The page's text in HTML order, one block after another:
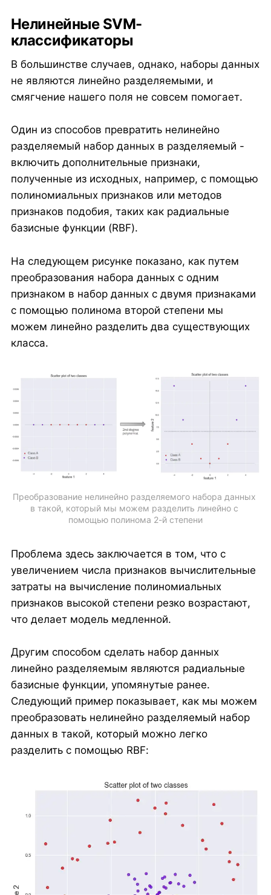
Нелинейные SVM-
классификаторы
В большинстве случаев, однако, наборы данных
не являются линейно разделяемыми, и
смягчение нашего поля не совсем помогает.
Один из способов превратить нелинейно
разделяемый набор данных в разделяемый -
включить дополнительные признаки,
полученные из исходных, например, с помощью
полиномиальных признаков или методов
признаков подобия, таких как радиальные
базисные функции (RBF).
На следующем рисунке показано, как путем
преобразования набора данных с одним
признаком в набор данных с двумя признаками
с помощью полинома второй степени мы
можем линейно разделить два существующих
класса.
Преобразование нелинейно разделяемого набора данных
в такой, который мы можем разделить линейно с
помощью полинома 2-й степени
Проблема здесь заключается в том, что с
увеличением числа признаков вычислительные
затраты на вычисление полиномиальных
признаков высокой степени резко возрастают,
что делает модель медленной.
Другим способом сделать набор данных
линейно разделяемым являются радиальные
базисные функции, упомянутые ранее.
Следующий пример показывает, как мы можем
преобразовать нелинейно разделяемый набор
данных в такой, который можно легко
разделить с помощью RBF: